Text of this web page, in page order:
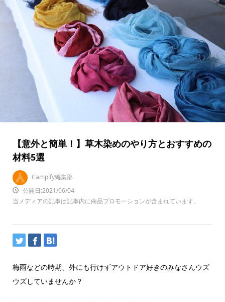
【意外と簡単！】草木染めのやり方とおすすめの
材料5選
Campify編集部
公開日:2021/06/04
当メディアの記事は記事内に商品プロモーションが含まれています。
梅雨などの時期、外にも行けずアウトドア好きのみなさんウズ
ウズしていませんか？